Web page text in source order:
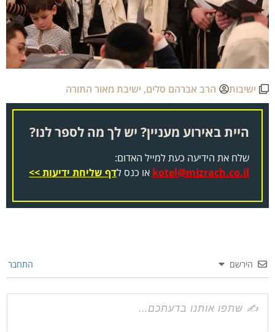
ישיבות הרב אברהם סלים,ישיבת מאור התורה
היית באירוע מעניין? יש לך מה לספר לנו?
שלח את הידיעה כעת למייל האדום:
kotel@mizrach.co.ilאו כנס לדף שליחת ידיעות >>
הירשם התחבר